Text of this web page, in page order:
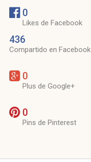
0
Likes de Facebook
436
Compartido en Facebook
0
Plus de Google+
0
Pins de Pinterest